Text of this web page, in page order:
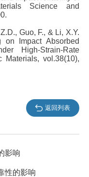
Science and
Guo, F., & Li, X.Y.
on Impact Absorbed
High-Strain-Rate
Materials, vol.38(10),
返回列表
影响
性的影响